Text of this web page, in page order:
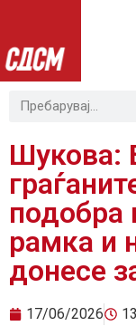
Шукова:
подобра
рамка и
донесе
17/06/2026